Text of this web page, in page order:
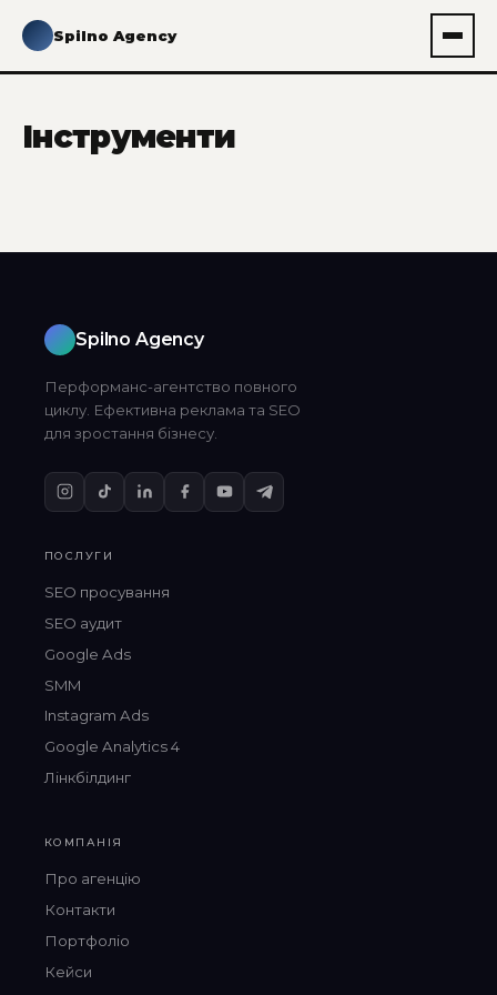
Spilno Agency
Інструменти
Spilno Agency
Перформанс-агентство повного
циклу. Ефективна реклама та SEO
для зростання бізнесу.
ПОСЛУГИ
SEO просування
SEO аудит
Google Ads
SMM
Instagram Ads
Google Analytics 4
Лінкбілдинг
КОМПАНІЯ
Про агенцію
Контакти
Портфоліо
Кейси